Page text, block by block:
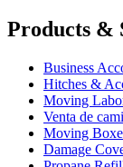
Products &
Business
Hitches &
Moving
Venta de
Moving
Damage